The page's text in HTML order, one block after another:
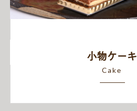
小物ケーキ
Cake